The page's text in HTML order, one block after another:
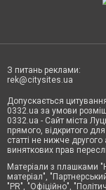
З питань реклами:
rek@citysites.ua
Допускається
0332.ua за умови
0332.ua - Сайт міста
прямого, відкритого
статті не нижче
виняткових прав
Матеріали з плашками
матеріал",
"PR", "Офіційно",